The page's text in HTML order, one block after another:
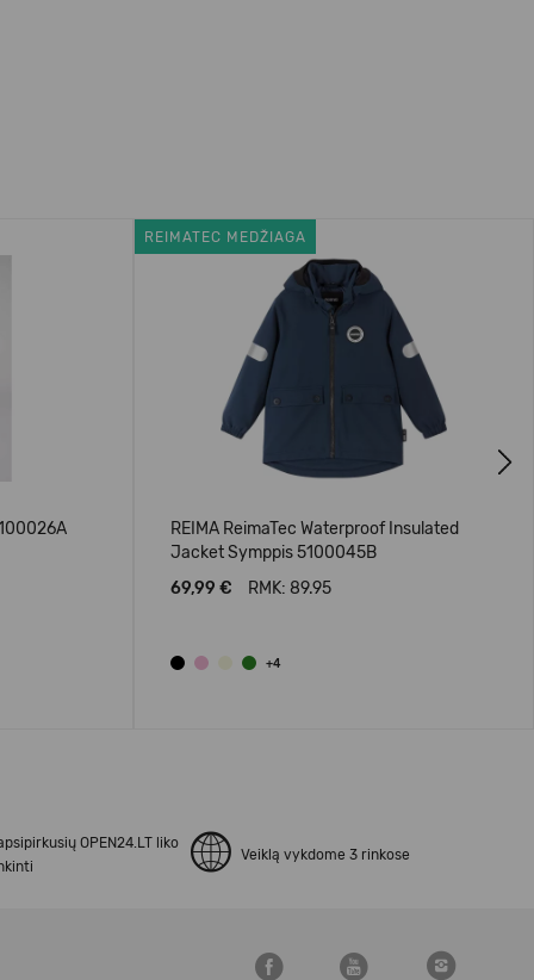
REIMATEC MEDŽIAGA
REIMA ReimaTec Waterproof Insulated
Jacket Symppis 5100045B
69,99 €
RMK: 89.95
+4
OPEN24.LT liko
Veiklą vykdome 3 rinkose